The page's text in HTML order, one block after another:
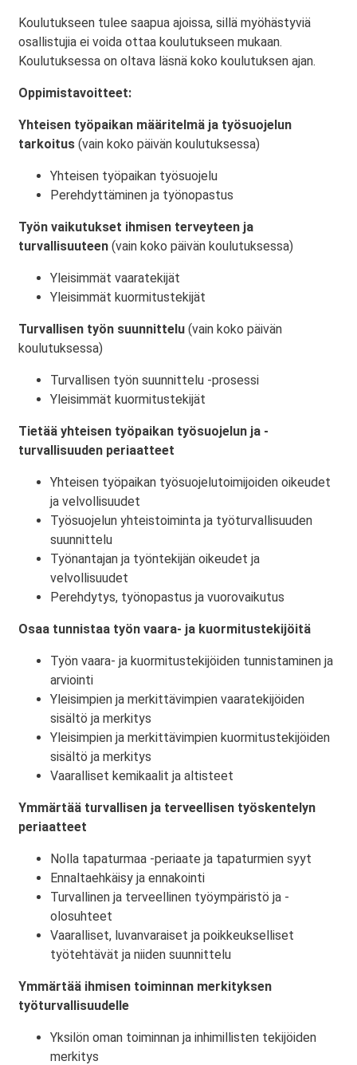
Koulutukseen tulee saapua ajoissa, sillä myöhästyviä
osallistujia ei voida ottaa koulutukseen mukaan.
Koulutuksessa on oltava läsnä koko koulutuksen ajan.
Oppimistavoitteet:
Yhteisen työpaikan määritelmä ja työsuojelun
tarkoitus (vain koko päivän koulutuksessa)
Yhteisen työpaikan työsuojelu
Perehdyttäminen ja työnopastus
Työn vaikutukset ihmisen terveyteen ja
turvallisuuteen (vain koko päivän koulutuksessa)
Yleisimmät vaaratekijät
Yleisimmät kuormitustekijät
Turvallisen työn suunnittelu (vain koko päivän
koulutuksessa)
Turvallisen työn suunnittelu -prosessi
Yleisimmät kuormitustekijät
Tietää yhteisen työpaikan työsuojelun ja -
turvallisuuden periaatteet
Yhteisen työpaikan työsuojelutoimijoiden oikeudet
ja velvollisuudet
Työsuojelun yhteistoiminta ja työturvallisuuden
suunnittelu
Työnantajan ja työntekijän oikeudet ja
velvollisuudet
Perehdytys, työnopastus ja vuorovaikutus
Osaa tunnistaa työn vaara- ja kuormitustekijöitä
Työn vaara- ja kuormitustekijöiden tunnistaminen ja
arviointi
Yleisimpien ja merkittävimpien vaaratekijöiden
sisältö ja merkitys
Yleisimpien ja merkittävimpien kuormitustekijöiden
sisältö ja merkitys
Vaaralliset kemikaalit ja altisteet
Ymmärtää turvallisen ja terveellisen työskentelyn
periaatteet
Nolla tapaturmaa -periaate ja tapaturmien syyt
Ennaltaehkäisy ja ennakointi
Turvallinen ja terveellinen työympäristö ja -
olosuhteet
Vaaralliset, luvanvaraiset ja poikkeukselliset
työtehtävät ja niiden suunnittelu
Ymmärtää ihmisen toiminnan merkityksen
työturvallisuudelle
Yksilön oman toiminnan ja inhimillisten tekijöiden
merkitys